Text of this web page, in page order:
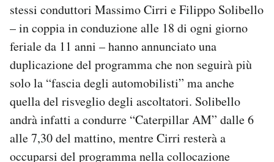
CALENDARIO
Area Personale
Newsletter
Notifiche mobile
Hai bisogno di aiuto?
stessi conduttori Massimo Cirri e Filippo Solibello
– in coppia in conduzione alle 18 di ogni giorno
feriale da 11 anni – hanno annunciato una
duplicazione del programma che non seguirà più
solo la “fascia degli automobilisti” ma anche
quella del risveglio degli ascoltatori. Solibello
andrà infatti a condurre “Caterpillar AM” dalle 6
alle 7,30 del mattino, mentre Cirri resterà a
occuparsi del programma nella collocazione